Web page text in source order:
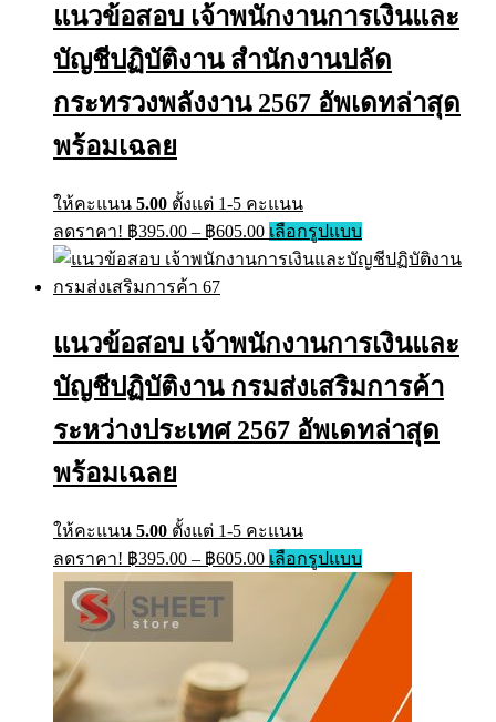
options
be
chosen
on
the
แนวข้อสอบ เจ้าพนักงานการเงินและ
บัญชีปฏิบัติงาน สำนักงานปลัด
กระทรวงพลังงาน 2567 อัพเดทล่าสุด
พร้อมเฉลย
ให้คะแนน 5.00 ตั้งแต่ 1-5 คะแนน
ลดราคา! ฿395.00 – ฿605.00Price
range:
฿395.00
เลือกรูปแบบThis
product
has
The
options
be
chosen
on
the
แนวข้อสอบ เจ้าพนักงานการเงินและ
บัญชีปฏิบัติงาน กรมส่งเสริมการค้า
ระหว่างประเทศ 2567 อัพเดทล่าสุด
พร้อมเฉลย
ให้คะแนน 5.00 ตั้งแต่ 1-5 คะแนน
ลดราคา! ฿395.00 – ฿605.00Price
range:
฿605.00
เลือกรูปแบบThis
product
has
multiple
variants.